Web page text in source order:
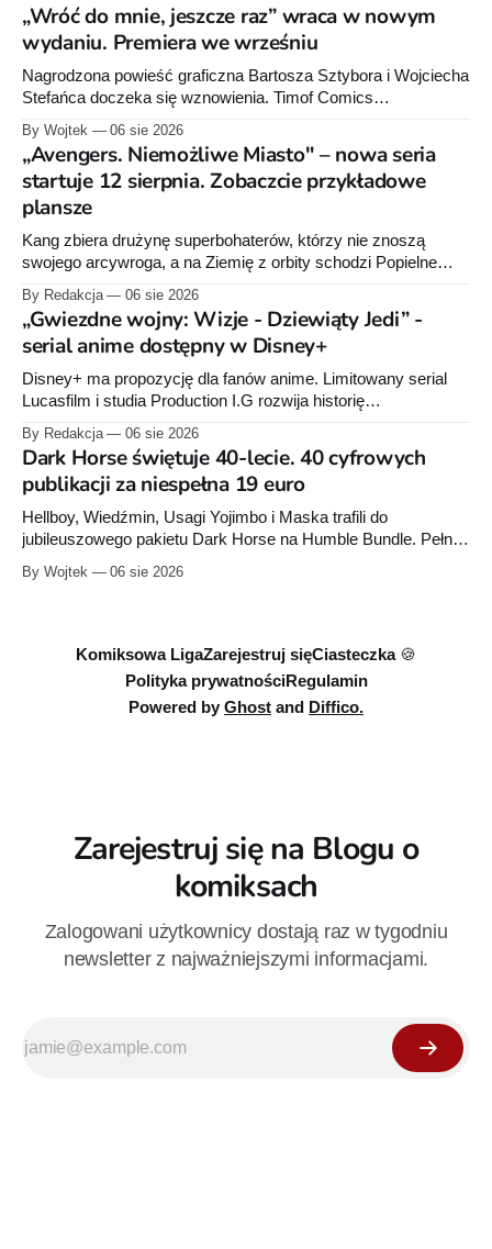
„Wróć do mnie, jeszcze raz” wraca w nowym
wydaniu. Premiera we wrześniu
Nagrodzona powieść graficzna Bartosza Sztybora i Wojciecha
Stefańca doczeka się wznowienia. Timof Comics
raz”, którego pierwsze wydanie ukazało się w 2015 roku.
By Wojtek 06 sie 2026
„Avengers. Niemożliwe Miasto" – nowa seria
startuje 12 sierpnia. Zobaczcie przykładowe
plansze
Kang zbiera drużynę superbohaterów, którzy nie znoszą
swojego arcywroga, a na Ziemię z orbity schodzi Popielne
serii Avengers autorstwa Jeda MacKaya trafia do sklepów 12
sierpnia. Rzućcie okiem na przykładowe plansze.
By Redakcja 06 sie 2026
„Gwiezdne wojny: Wizje - Dziewiąty Jedi” -
serial anime dostępny w Disney+
Disney+ ma propozycję dla fanów anime. Limitowany serial
Lucasfilm i studia Production I.G rozwija historię
oraz „Dziewiąty Jedi: Dziecko nadziei" z serii „Gwiezdne
wojny: Wizje”. Wszystkie osiem odcinków jest już dostępnych
w Disney+.
By Redakcja 06 sie 2026
Dark Horse świętuje 40-lecie. 40 cyfrowych
publikacji za niespełna 19 euro
Hellboy, Wiedźmin, Usagi Yojimbo i Maska trafili do
jubileuszowego pakietu Dark Horse na Humble Bundle. Pełny
euro. Oferta kończy się 13 sierpnia.
By Wojtek 06 sie 2026
Komiksowa LigaZarejestruj sięCiasteczka 🍪
Polityka prywatnościRegulamin
Powered by Ghost and Diffico.
Zarejestruj się na Blogu o
komiksach
Zalogowani użytkownicy dostają raz w tygodniu
newsletter z najważniejszymi informacjami.